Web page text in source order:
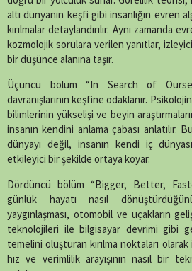
altı dünyanın keşfi gibi insanlığın evren
kırılmalar detaylandırılır. Aynı zamanda
kozmolojik sorulara verilen yanıtlar,
bir düşünce alanına taşır.
Üçüncü bölüm “In Search of
davranışlarının keşfine odaklanır.
bilimlerinin yükselişi ve beyin
insanın kendini anlama çabası anlatılır.
dünyayı değil, insanın kendi iç
etkileyici bir şekilde ortaya koyar.
Dördüncü bölüm “Bigger, Better,
günlük hayatı nasıl
yaygınlaşması, otomobil ve uçakların
teknolojileri ile bilgisayar devrimi gibi
temelini oluşturan kırılma noktaları olarak
hız ve verimlilik arayışının nasıl bir